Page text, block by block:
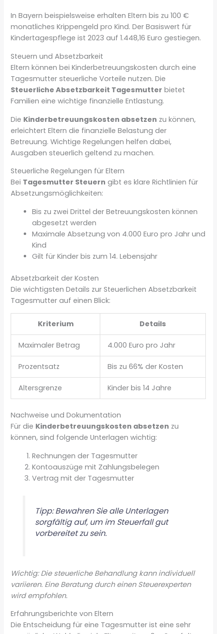
In Bayern beispielsweise erhalten Eltern bis zu 100 €
monatliches Krippengeld pro Kind. Der Basiswert für
Kindertagespflege ist 2023 auf 1.448,16 Euro gestiegen.
Steuern und Absetzbarkeit
Eltern können bei Kinderbetreuungskosten durch eine
Tagesmutter steuerliche Vorteile nutzen. Die
Steuerliche Absetzbarkeit Tagesmutter bietet
Familien eine wichtige finanzielle Entlastung.
Die Kinderbetreuungskosten absetzen zu können,
erleichtert Eltern die finanzielle Belastung der
Betreuung. Wichtige Regelungen helfen dabei,
Ausgaben steuerlich geltend zu machen.
Steuerliche Regelungen für Eltern
Bei Tagesmutter Steuern gibt es klare Richtlinien für
Absetzungsmöglichkeiten:
Bis zu zwei Drittel der Betreuungskosten können
abgesetzt werden
Maximale Absetzung von 4.000 Euro pro Jahr und
Kind
Gilt für Kinder bis zum 14. Lebensjahr
Absetzbarkeit der Kosten
Die wichtigsten Details zur Steuerlichen Absetzbarkeit
Tagesmutter auf einen Blick:
Kriterium Details
Maximaler Betrag 4.000 Euro pro Jahr
Prozentsatz Bis zu 66% der Kosten
Altersgrenze Kinder bis 14 Jahre
Nachweise und Dokumentation
Für die Kinderbetreuungskosten absetzen zu
können, sind folgende Unterlagen wichtig:
Rechnungen der Tagesmutter
Kontoauszüge mit Zahlungsbelegen
Vertrag mit der Tagesmutter
Tipp: Bewahren Sie alle Unterlagen
sorgfältig auf, um im Steuerfall gut
vorbereitet zu sein.
Wichtig: Die steuerliche Behandlung kann individuell
variieren. Eine Beratung durch einen Steuerexperten
wird empfohlen.
Erfahrungsberichte von Eltern
Die Entscheidung für eine Tagesmutter ist eine sehr